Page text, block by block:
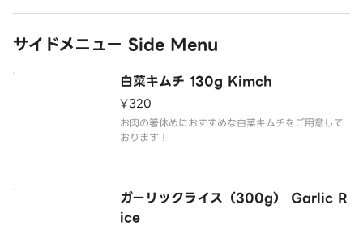
粗挽きハンバーグ
添え野菜
選択ソース
サイドメニュー Side Menu
白菜キムチ 130g Kimch
¥320
お肉の箸休めにおすすめな白菜キムチをご用意して
おります！
ガーリックライス（300g） Garlic R
ice